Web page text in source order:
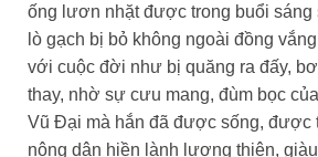
ống lươn nhặt được trong buổi
lò gạch bị bỏ không ngoài đồng
với cuộc đời như bị quăng ra đấy,
thay, nhờ sự cưu mang, đùm bọc
Vũ Đại mà hắn đã được sống, được
nông dân hiền lành lương thiện,